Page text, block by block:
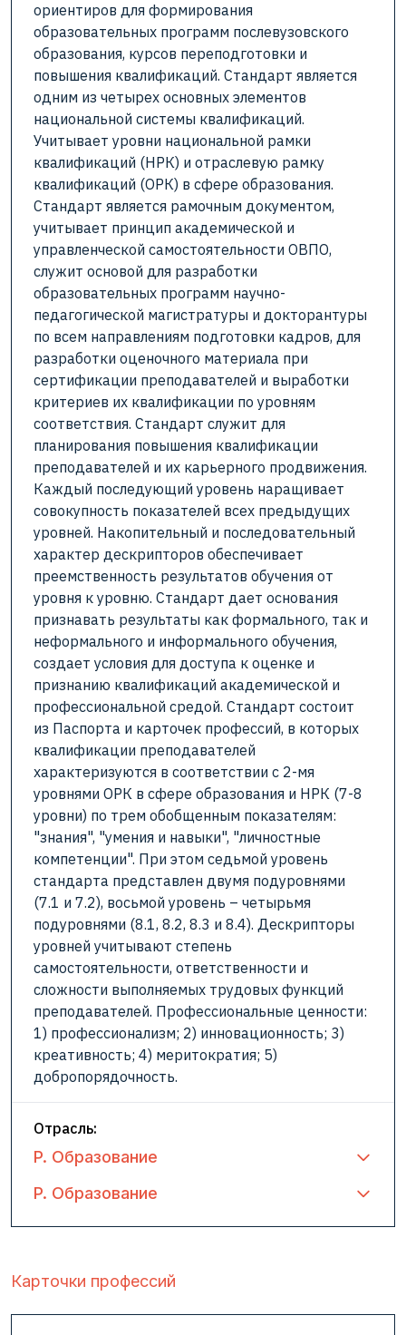
ориентиров для формирования
образовательных программ послевузовского
образования, курсов переподготовки и
повышения квалификаций. Стандарт является
одним из четырех основных элементов
национальной системы квалификаций.
Учитывает уровни национальной рамки
квалификаций (НРК) и отраслевую рамку
квалификаций (ОРК) в сфере образования.
Стандарт является рамочным документом,
учитывает принцип академической и
управленческой самостоятельности ОВПО,
служит основой для разработки
образовательных программ научно-
педагогической магистратуры и докторантуры
по всем направлениям подготовки кадров, для
разработки оценочного материала при
сертификации преподавателей и выработки
критериев их квалификации по уровням
соответствия. Стандарт служит для
планирования повышения квалификации
преподавателей и их карьерного продвижения.
Каждый последующий уровень наращивает
совокупность показателей всех предыдущих
уровней. Накопительный и последовательный
характер дескрипторов обеспечивает
преемственность результатов обучения от
уровня к уровню. Стандарт дает основания
признавать результаты как формального, так и
неформального и информального обучения,
создает условия для доступа к оценке и
признанию квалификаций академической и
профессиональной средой. Стандарт состоит
из Паспорта и карточек профессий, в которых
квалификации преподавателей
характеризуются в соответствии с 2-мя
уровнями ОРК в сфере образования и НРК (7-8
уровни) по трем обобщенным показателям:
"знания", "умения и навыки", "личностные
компетенции". При этом седьмой уровень
стандарта представлен двумя подуровнями
(7.1 и 7.2), восьмой уровень – четырьмя
подуровнями (8.1, 8.2, 8.3 и 8.4). Дескрипторы
уровней учитывают степень
самостоятельности, ответственности и
сложности выполняемых трудовых функций
преподавателей. Профессиональные ценности:
1) профессионализм; 2) инновационность; 3)
креативность; 4) меритократия; 5)
добропорядочность.
Отрасль:
P. Образование
P. Образование
Карточки профессий